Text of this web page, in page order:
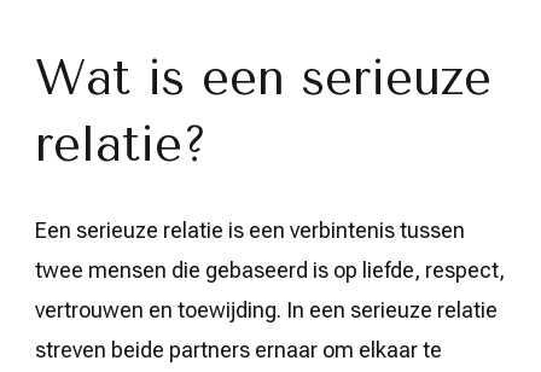
relatie
Wat is een serieuze
relatie?
Een serieuze relatie is een verbintenis tussen
twee mensen die gebaseerd is op liefde, respect,
vertrouwen en toewijding. In een serieuze relatie
streven beide partners ernaar om elkaar te